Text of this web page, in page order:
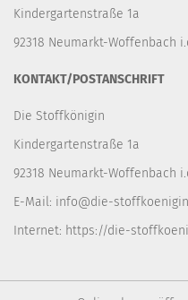
Kindergartenstraße 1a
92318 Neumarkt-Woffenbach
KONTAKT/POSTANSCHRIFT
Die Stoffkönigin
Kindergartenstraße 1a
92318 Neumarkt-Woffenbach
E-Mail: info@die-
Internet: https://die-